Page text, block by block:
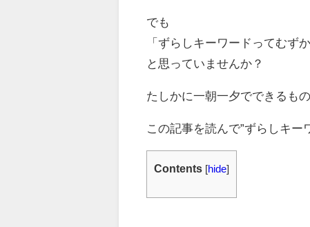
でも
「ずらしキーワードってむず
と思っていませんか？
たしかに一朝一夕でできるも
この記事を読んで”ずらしキー
Contents hide